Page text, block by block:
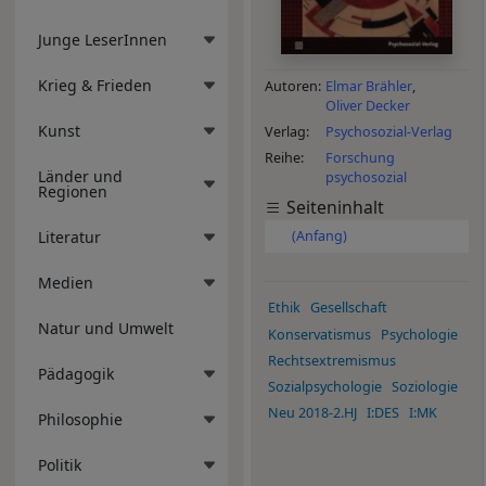
Junge LeserInnen
Krieg & Frieden
Kunst
Länder und
Regionen
Literatur
Medien
Natur und Umwelt
Pädagogik
Philosophie
Politik
Autoren Elmar Brähler
Oliver Decker
Verlag
Psychosozial-Verlag
Reihe
Forschung
psychosozial
Seiteninhalt
(Anfang)
Ethik Gesellschaft
Konservatismus
Psychologie
Rechtsextremismus
Sozialpsychologie Soziologie
Neu 2018-2.HJ I:DES I:MK